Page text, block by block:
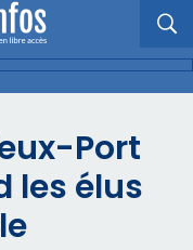
Port
les élus